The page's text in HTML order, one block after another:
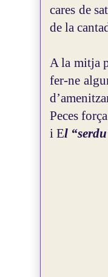
cares de
de la
A la mitja
fer-ne
Peces
i El